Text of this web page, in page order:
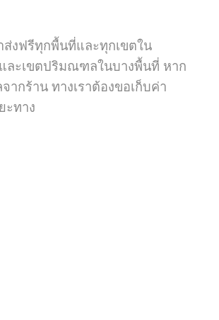
ส่งฟรีทุกพื้นที่และทุกเขตใน
ละเขตปริมณฑลในบางพื้นที่ หาก
ากร้าน ทางเราต้องขอเก็บค่า
ะทาง